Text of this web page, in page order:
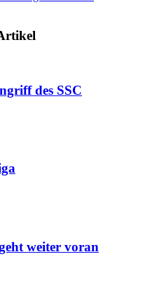
des SSC
weiter voran